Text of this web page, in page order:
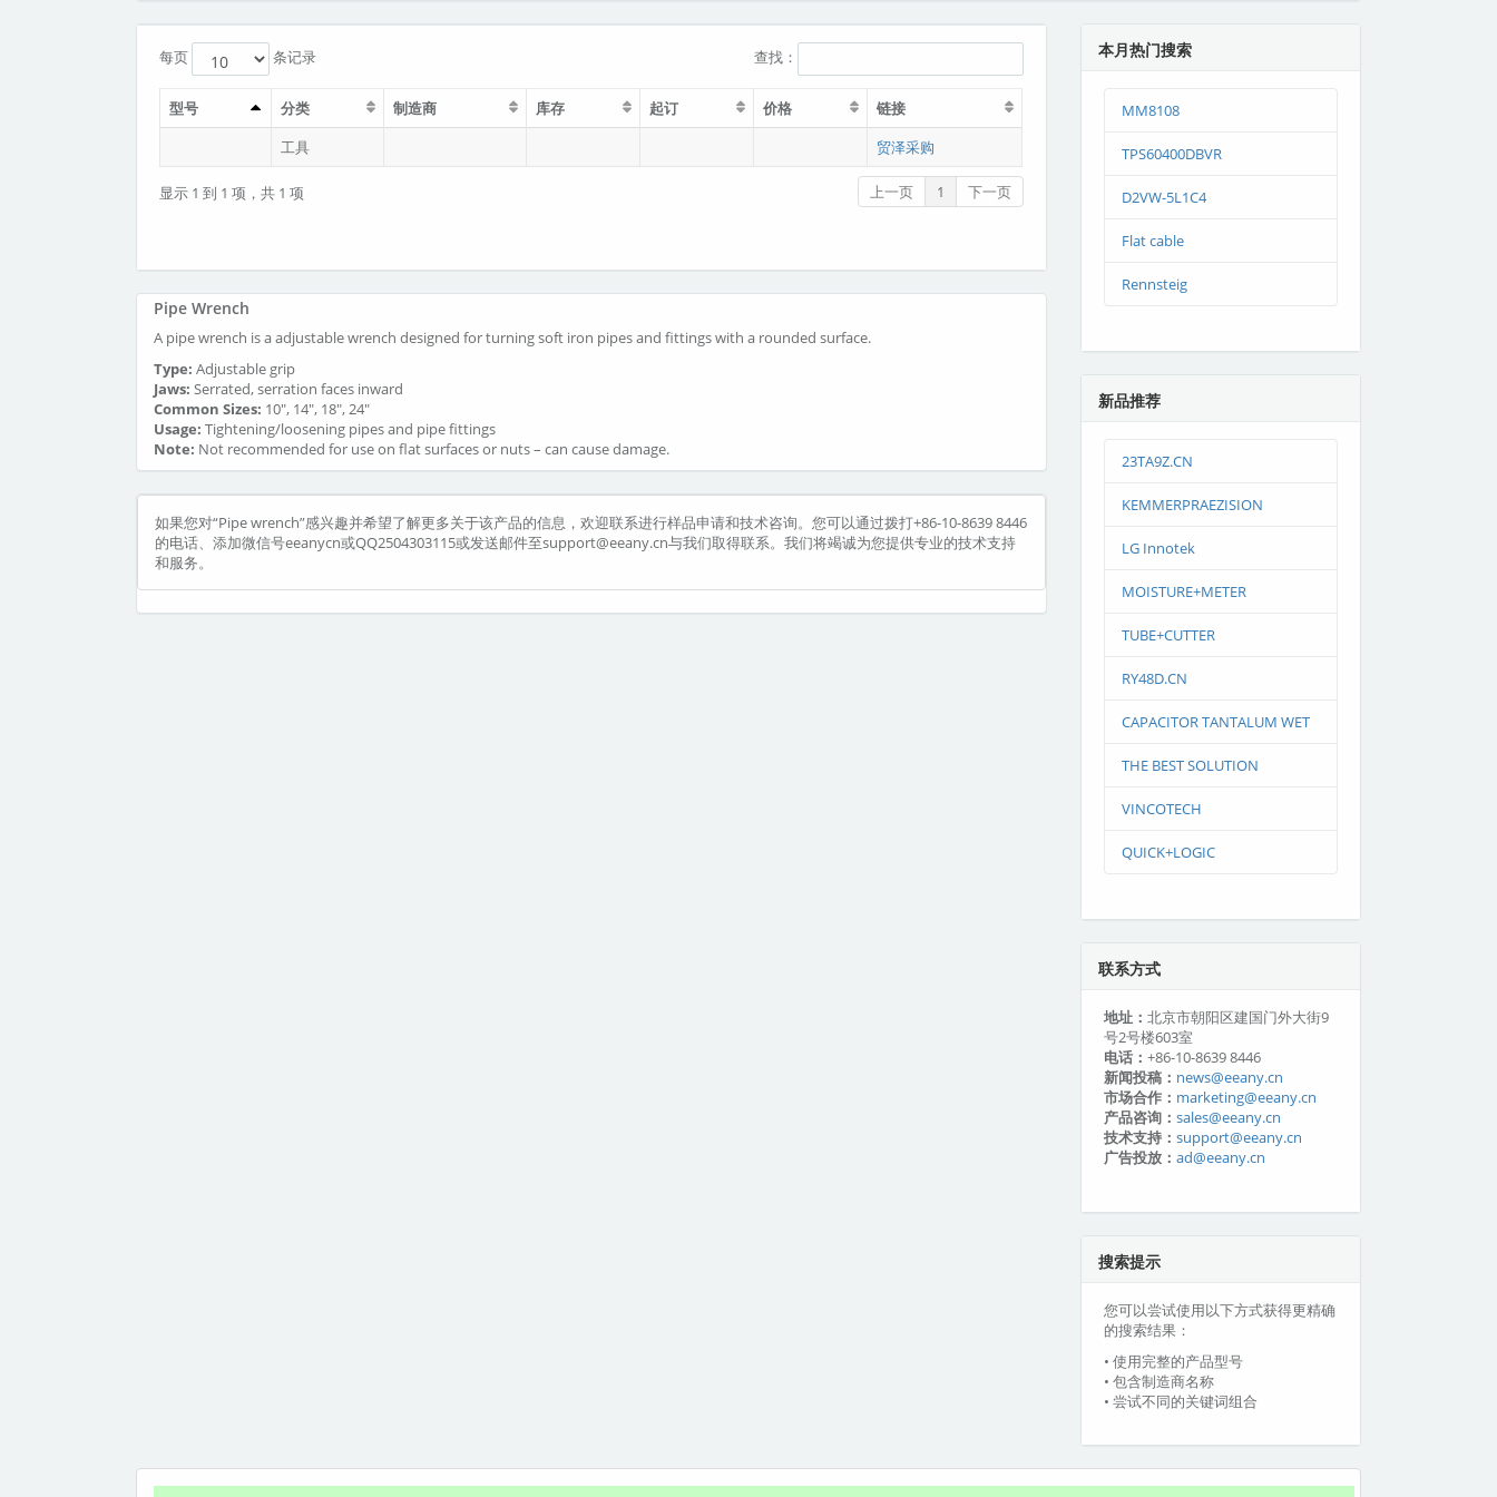
每页 条记录 查找：
型号 分类 制造商 库存 起订 价格
链接
工具
贸泽采购
显示 1 到 1 项，共 1 项 上一页 1 下一页
Pipe Wrench
A pipe wrench is a adjustable wrench designed for turning soft iron pipes and fittings with a rounded surface.
Type: Adjustable grip
Jaws: Serrated, serration faces inward
Common Sizes: 10", 14", 18", 24"
Usage: Tightening/loosening pipes and pipe fittings
Note: Not recommended for use on flat surfaces or nuts – can cause damage.
如果您对“Pipe wrench”感兴趣并希望了解更多关于该产品的信息，欢迎联系进行样品申请和技术咨询。您可以通过拨打+86-10-8639 8446
的电话、添加微信号eeanycn或QQ2504303115或发送邮件至support@eeany.cn与我们取得联系。我们将竭诚为您提供专业的技术支持
和服务。
本月热门搜索
MM8108
TPS60400DBVR
D2VW-5L1C4
Flat cable
Rennsteig
新品推荐
23TA9Z.CN
KEMMERPRAEZISION
LG Innotek
MOISTURE+METER
TUBE+CUTTER
RY48D.CN
CAPACITOR TANTALUM WET
THE BEST SOLUTION
VINCOTECH
QUICK+LOGIC
联系方式
地址： 北京市朝阳区建国门外大街9
号2号楼603室
电话： +86-10-8639 8446
新闻投稿： news@eeany.cn
市场合作： marketing@eeany.cn
产品咨询： sales@eeany.cn
技术支持： support@eeany.cn
广告投放： ad@eeany.cn
搜索提示
您可以尝试使用以下方式获得更精确
的搜索结果：
• 使用完整的产品型号
• 包含制造商名称
• 尝试不同的关键词组合